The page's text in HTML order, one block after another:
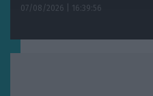
07/08/2026 | 16:39:56